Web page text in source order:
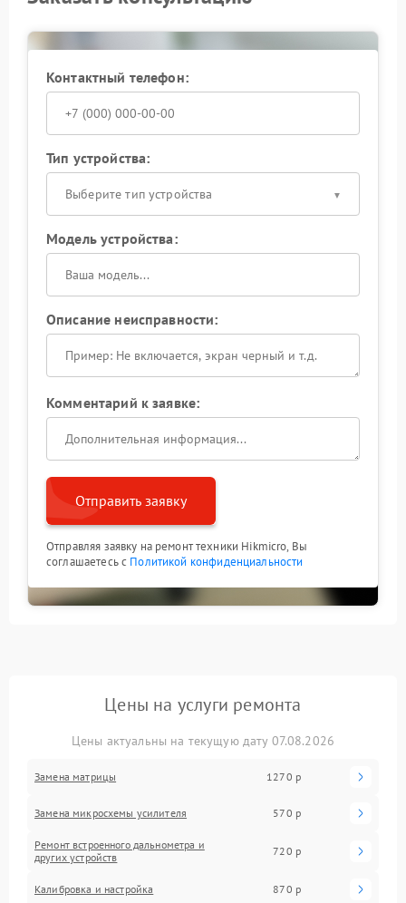
Контактный телефон:
Тип устройства:
Выберите тип устройства
Модель устройства:
Описание неисправности:
Комментарий к заявке:
Отправить заявку
Отправляя заявку на ремонт техники Hikmicro, Вы
соглашаетесь с Политикой конфиденциальности
Цены на услуги ремонта
Цены актуальны на текущую дату 07.08.2026
Замена матрицы 1270 р
Замена микросхемы усилителя 570 р
Ремонт встроенного дальнометра и
других устройств
720 р
Калибровка и настройка 870 р